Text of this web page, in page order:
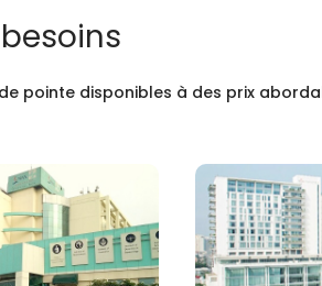
pointe disponibles à des prix